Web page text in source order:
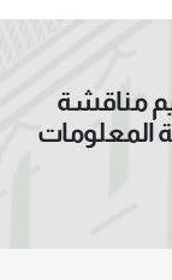
مناقشة
المعلومات